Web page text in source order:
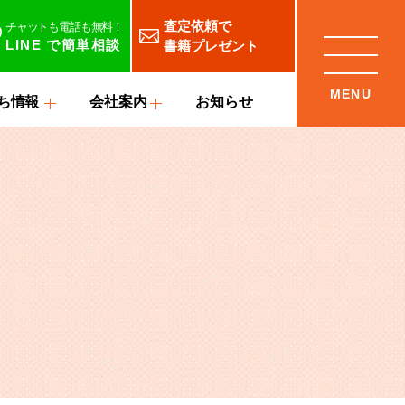
チャットも電話も無料！
LINE で簡単相談
査定依頼で
書籍プレゼント
情報 会社案内 お知らせ